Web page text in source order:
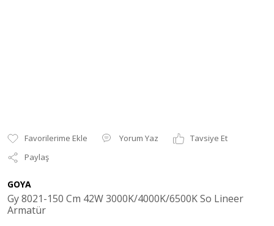
Yorum Yaz
Tavsiye Et
Paylaş
GOYA
Gy 8021-150 Cm 42W 3000K/4000K/6500K So Lineer
Armatür